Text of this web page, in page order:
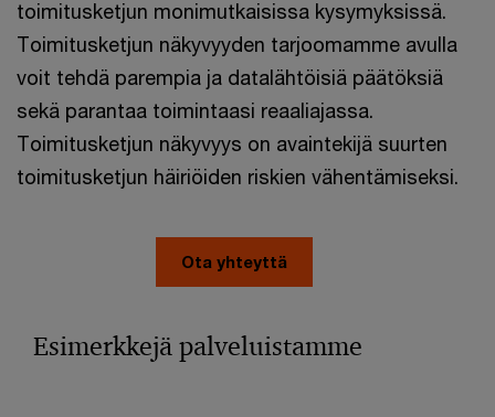
toimitusketjun monimutkaisissa kysymyksissä.
Toimitusketjun näkyvyyden tarjoomamme avulla
voit tehdä parempia ja datalähtöisiä päätöksiä
sekä parantaa toimintaasi reaaliajassa.
Toimitusketjun näkyvyys on avaintekijä suurten
toimitusketjun häiriöiden riskien vähentämiseksi.
Ota yhteyttä
Esimerkkejä palveluistamme